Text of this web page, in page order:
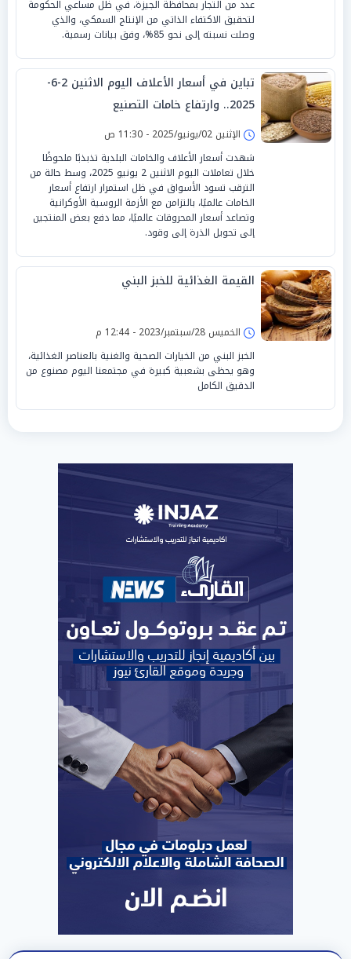
عدد من التجار بمحافظة الجيزة، في ظل مساعي الحكومة
لتحقيق الاكتفاء الذاتي من الإنتاج السمكي، والذي
وصلت نسبته إلى نحو 85%، وفق بيانات رسمية.
تباين في أسعار الأعلاف اليوم الاثنين 2-6-
2025.. وارتفاع خامات التصنيع
الإثنين 02/يونيو/2025 - 11:30 ص
شهدت أسعار الأعلاف والخامات البلدية تذبذبًا ملحوظًا
خلال تعاملات اليوم الاثنين 2 يونيو 2025، وسط حالة من
الترقب تسود الأسواق في ظل استمرار ارتفاع أسعار
الخامات عالميًا، بالتزامن مع الأزمة الروسية الأوكرانية
وتصاعد أسعار المحروقات عالميًا، مما دفع بعض المنتجين
إلى تحويل الذرة إلى وقود.
القيمة الغذائية للخبز البني
الخميس 28/سبتمبر/2023 - 12:44 م
الخبز البني من الخيارات الصحية والغنية بالعناصر الغذائية،
وهو يحظى بشعبية كبيرة في مجتمعنا اليوم مصنوع من
الدقيق الكامل